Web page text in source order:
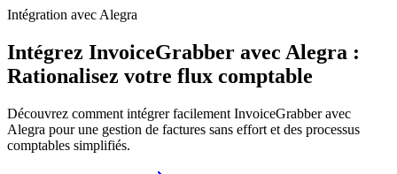
Intégration avec Alegra
Intégrez InvoiceGrabber avec Alegra :
Rationalisez votre flux comptable
Découvrez comment intégrer facilement InvoiceGrabber avec
Alegra pour une gestion de factures sans effort et des processus
comptables simplifiés.